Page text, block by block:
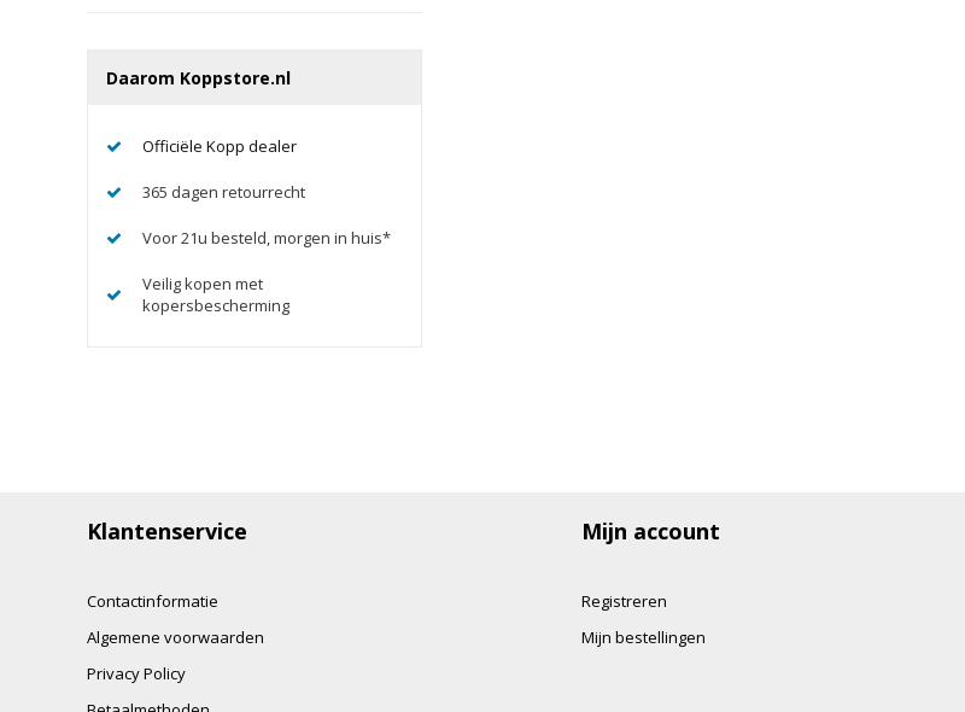
Daarom Koppstore.nl
Officiële Kopp dealer
365 dagen retourrecht
Voor 21u besteld, morgen in huis*
Veilig kopen met
kopersbescherming
Klantenservice
Contactinformatie
Algemene voorwaarden
Privacy Policy
Mijn account
Registreren
Mijn bestellingen